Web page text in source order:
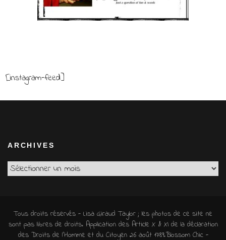
[instagram-feed]
ARCHIVES
Archives
Tous droits réservés - Lisa Giraud Taylor ; les photos de ce site ne
sont pas libres de droits. Application des Article X & XI de la déclaration
des Droits de l'Homme et du Citoyen 26 août 1789.Blossom Chic -